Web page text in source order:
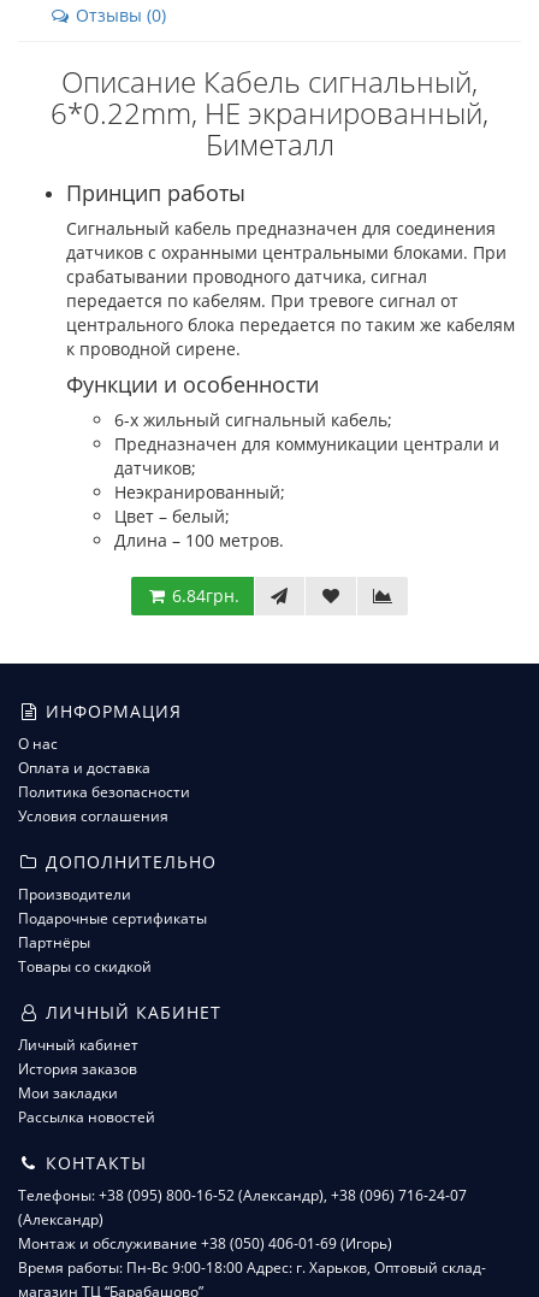
Отзывы (0)
Описание Кабель сигнальный,
6*0.22mm, НЕ экранированный,
Биметалл
Принцип работы
Сигнальный кабель предназначен для соединения
датчиков с охранными центральными блоками. При
срабатывании проводного датчика, сигнал
передается по кабелям. При тревоге сигнал от
центрального блока передается по таким же кабелям
к проводной сирене.
Функции и особенности
6-х жильный сигнальный кабель;
Предназначен для коммуникации централи и
датчиков;
Неэкранированный;
Цвет – белый;
Длина – 100 метров.
6.84грн.
ИНФОРМАЦИЯ
О нас
Оплата и доставка
Политика безопасности
Условия соглашения
ДОПОЛНИТЕЛЬНО
Производители
Подарочные сертификаты
Партнёры
Товары со скидкой
ЛИЧНЫЙ КАБИНЕТ
Личный кабинет
История заказов
Мои закладки
Рассылка новостей
КОНТАКТЫ
Телефоны: +38 (095) 800-16-52 (Александр), +38 (096) 716-24-07
(Александр)
Монтаж и обслуживание +38 (050) 406-01-69 (Игорь)
Время работы: Пн-Вс 9:00-18:00 Адрес: г. Харьков, Оптовый склад-
магазин ТЦ “Барабашово”